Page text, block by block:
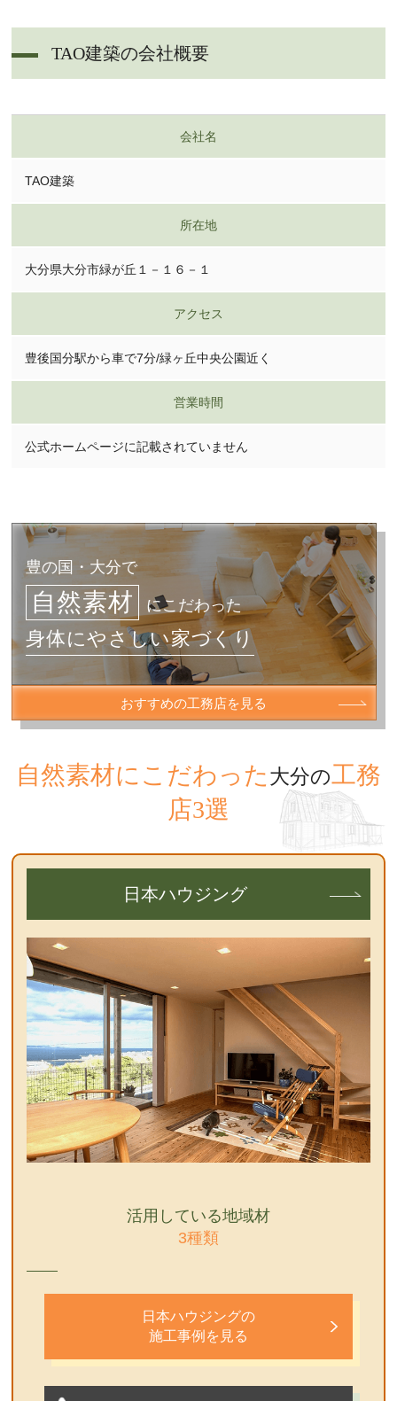
TAO建築の会社概要
会社名
TAO建築
所在地
大分県大分市緑が丘１－１６－１
アクセス
豊後国分駅から車で7分/緑ヶ丘中央公園近く
営業時間
公式ホームページに記載されていません
豊の国・大分で
自然素材 にこだわった
身体にやさしい家づくり
おすすめの工務店を見る
自然素材にこだわった 大分の工務
店3選
日本ハウジング
活用している地域材
3種類
日本ハウジングの
施工事例を見る